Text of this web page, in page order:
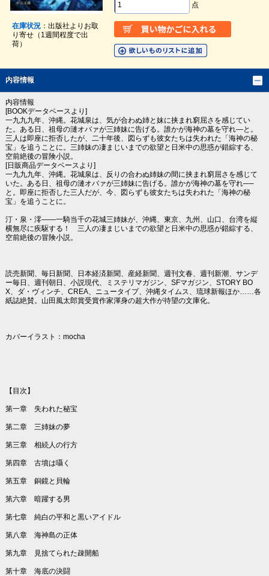
在庫状況：出版社よりお取
り寄せ（1週間程度で出
荷）
点
内容情報
内容情報
[BOOKデータベースより]
一九九九年、沖縄。花城泉は、気が合わぬ姉と妹に挟まれ窮屈さを感じてい
た。ある日、祖母の漣オバァが三姉妹に告げる。誰かが海神の墓を守れ―と。
三人は即座に拒否したが、二十年後、図らずも彼女たちは失われた「海神の秘
宝」を追うことに。三姉妹の凄まじいまでの欲望と日米中の思惑が錯綜する、
空前絶後の冒険小説。
[日販商品データベースより]
一九九九年、沖縄。花城泉は、反りの合わぬ姉妹の間に挟まれ窮屈さを感じて
いた。ある日、祖母の漣オバァが三姉妹に告げる。誰かが海神の墓を守れ──
と。即座に拒否した三人だが、今、図らずも彼女たちは失われた「海神の秘
宝」を追うことに。
汀・泉・澪――一騎当千の花城三姉妹が、沖縄、東京、九州、山口、台湾を縦
横無尽に疾駆する！ 三人の凄まじいまでの欲望と日米中の思惑が錯綜する、
空前絶後の冒険小説。
読売新聞、毎日新聞、日本経済新聞、産経新聞、週刊文春、週刊新潮、サンデ
ー毎日、週刊朝日、小説現代、ミステリマガジン、SFマガジン、STORY BO
X、ダ・ヴィンチ、CREA、ニュータイプ、沖縄タイムス、琉球新報ほか……各
紙誌絶賛。山田風太郎賞受賞作家渾身の超大作が待望の文庫化。
カバーイラスト：mocha
【目次】
第一章 失われた秘宝
第二章 三姉妹の夢
第三章 相続人の行方
第四章 古墳は囁く
第五章 銅鏡と貝輪
第六章 暗躍する男
第七章 純白の平和と黒いアイドル
第八章 海神島の正体
第九章 見捨てられた疎開船
第十章 海底の決闘